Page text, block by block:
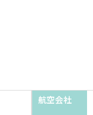
航空会社